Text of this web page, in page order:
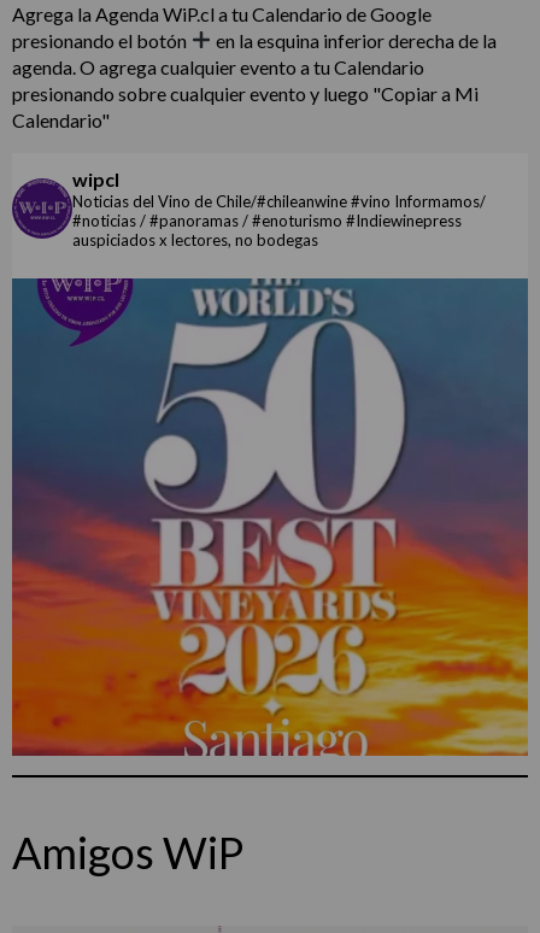
Agrega la Agenda WiP.cl a tu Calendario de Google
presionando el botón
en la esquina inferior derecha de la
agenda. O agrega cualquier evento a tu Calendario
presionando sobre cualquier evento y luego "Copiar a Mi
Calendario"
wipcl
Noticias del Vino de Chile/#chileanwine #vino Informamos/
#noticias / #panoramas / #enoturismo #Indiewinepress
auspiciados x lectores, no bodegas
Amigos WiP